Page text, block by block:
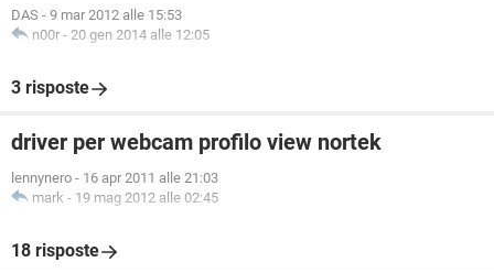
DAS - 9 mar 2012 alle 15:53
n00r - 20 gen 2014 alle 12:05
3 risposte
driver per webcam profilo view nortek
lennynero - 16 apr 2011 alle 21:03
mark - 19 mag 2012 alle 02:45
18 risposte